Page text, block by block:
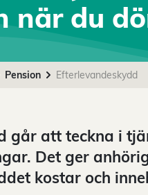
när du
Pension Efterlevandeskydd
går att teckna i
Det ger
kostar och